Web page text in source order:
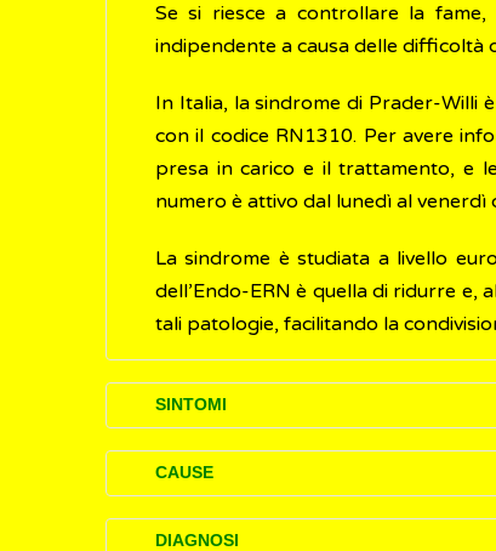
Se si riesce a controllare la
indipendente a causa delle
In Italia, la sindrome di Prader-Willi
con il codice RN1310. Per avere
presa in carico e il trattamento, e
numero è attivo dal lunedì al venerdì
La sindrome è studiata a livello
dell’Endo-ERN è quella di ridurre e,
tali patologie, facilitando la
SINTOMI
I disturbi (sintomi) causati dalla
Riduzione del tono muscolare
CAUSE
La sindrome di Prader-Willi (SPW) è
DIAGNOSI